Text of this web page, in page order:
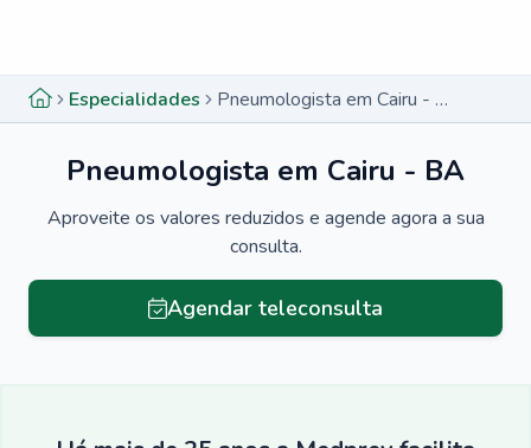
Especialidades Pneumologista em Cairu - BA
Pneumologista em Cairu - BA
Aproveite os valores reduzidos e agende agora a sua
consulta.
Agendar teleconsulta